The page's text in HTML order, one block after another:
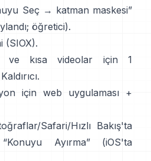
Seç → katman maskesi”
; öğretici).
(SIOX).
ve kısa videolar için 1
.
için web uygulaması +
Safari/Hızlı Bakış'ta
Konuyu Ayırma” (iOS'ta